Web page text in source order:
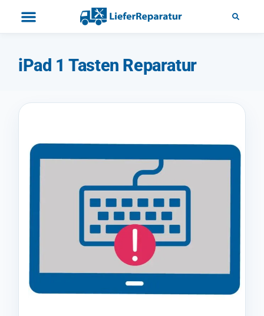
iPad 1 Tasten Reparatur